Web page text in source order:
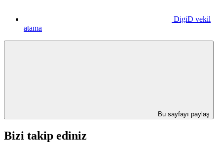
DigiD vekil
atama
Bu sayfayı paylaş
Bizi takip ediniz